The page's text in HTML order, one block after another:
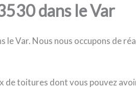
dans le Var
le Var. Nous nous occupons de
de toitures dont vous pouvez